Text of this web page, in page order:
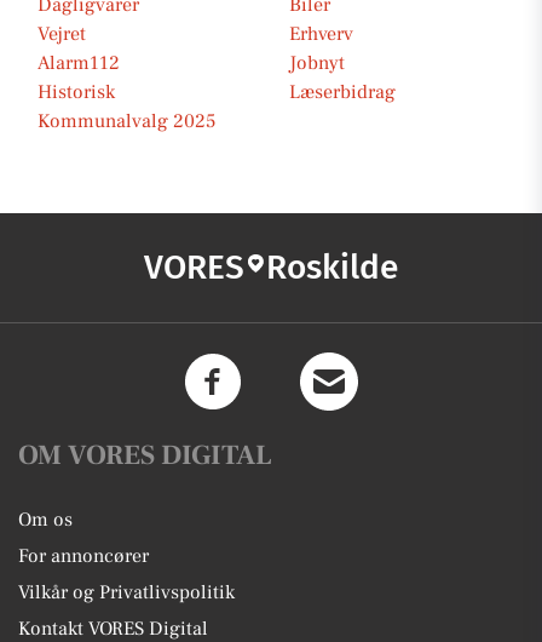
Dagligvarer
Biler
Vejret
Erhverv
Alarm112
Jobnyt
Historisk
Læserbidrag
Kommunalvalg 2025
VORES Roskilde
OM VORES DIGITAL
Om os
For annoncører
Vilkår og Privatlivspolitik
Kontakt VORES Digital